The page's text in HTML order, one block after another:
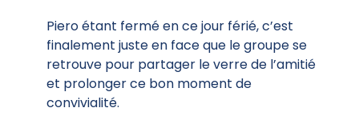
Piero étant fermé en ce jour férié, c’est
finalement juste en face que le groupe se
retrouve pour partager le verre de l’amitié
et prolonger ce bon moment de
convivialité.